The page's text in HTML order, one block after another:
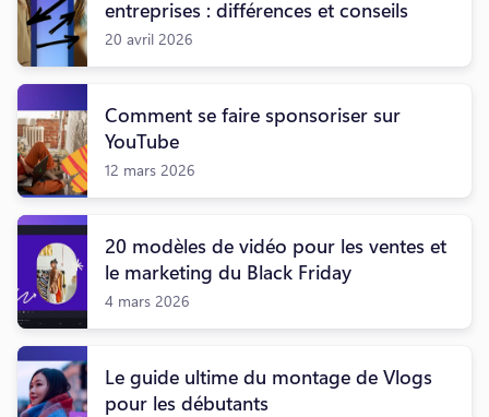
entreprises : différences et conseils
20 avril 2026
Comment se faire sponsoriser sur
YouTube
12 mars 2026
20 modèles de vidéo pour les ventes et
le marketing du Black Friday
4 mars 2026
Le guide ultime du montage de Vlogs
pour les débutants